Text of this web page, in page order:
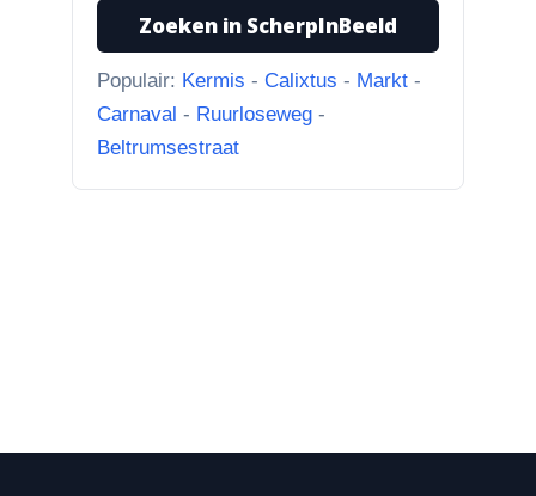
31-7-2026
Watermolen
“Ik dacht al, wat doet Facebook
hier nou bij? Scherpinbeeld i...”
Zoeken in ScherpInBeeld
Populair: Kermis - Calixtus - Markt -
Carnaval - Ruurloseweg -
Beltrumsestraat